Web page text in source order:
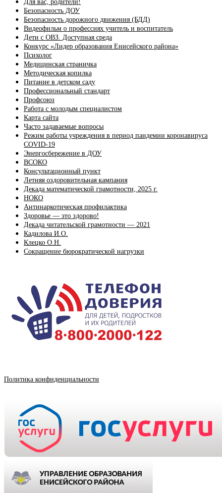
Для вас, родители!
Безопасность ДОУ
Безопасность дорожного движения (БДД)
Видеофильм о профессиях учитель и воспитатель
Дети с ОВЗ. Доступная среда
Конкурс «Лидер образования Енисейского района»
Психолог
Медицинская страничка
Методическая копилка
Питание в детском саду
Профессиональный стандарт
Профсоюз
Работа с молодым специалистом
Карта сайта
Часто задаваемые вопросы
Режим работы учреждения в период пандемии коронавируса
COVID-19
Энергосбережение в ДОУ
ВСОКО
Консультационный пункт
Летняя оздоровительная кампания
Декада математической грамотности, 2025 г.
НОКО
Антинаркотическая профилактика
Здоровье — это здорово!
Декада читательской грамотности — 2021
Кадилова И.О.
Клецко О.Н.
Сокращение бюрократической нагрузки
Политика конфиденциальности